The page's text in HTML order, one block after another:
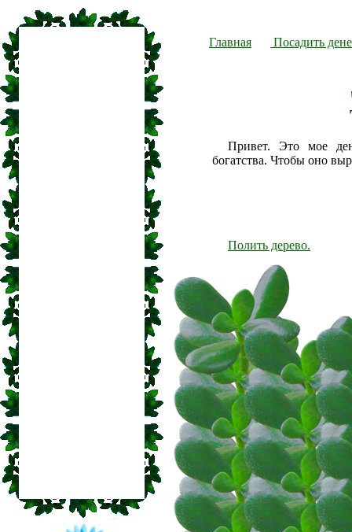
Главная Посадить
Привет. Это мое
богатства. Чтобы оно
Полить дерево.